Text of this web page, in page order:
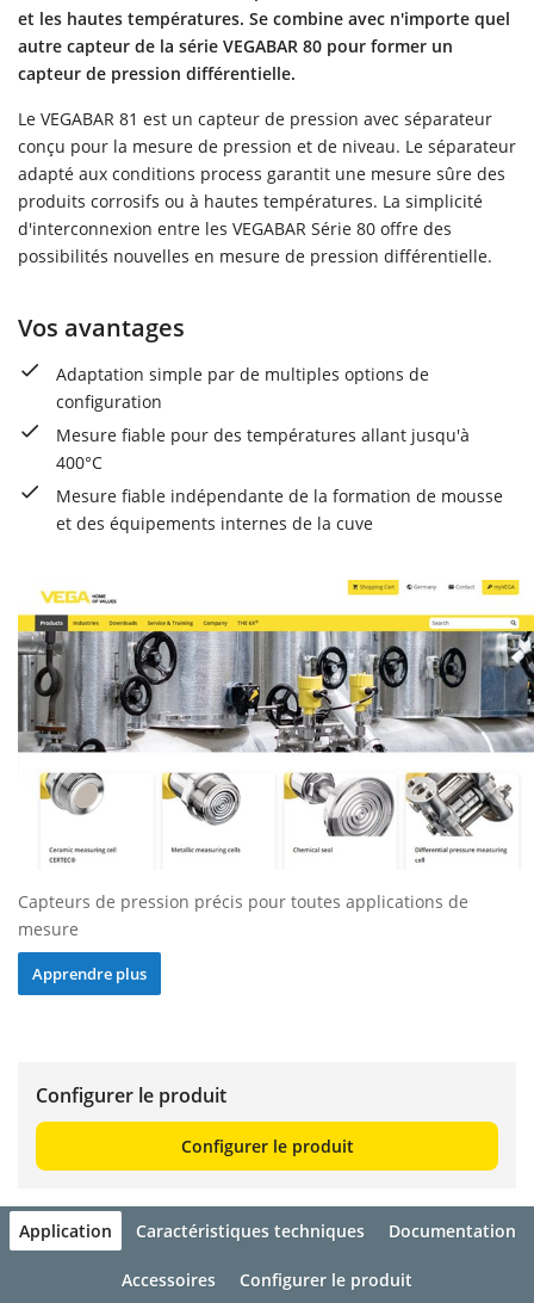
et les hautes températures. Se combine avec n'importe quel
autre capteur de la série VEGABAR 80 pour former un
capteur de pression différentielle.
Le VEGABAR 81 est un capteur de pression avec séparateur
conçu pour la mesure de pression et de niveau. Le séparateur
adapté aux conditions process garantit une mesure sûre des
produits corrosifs ou à hautes températures. La simplicité
d'interconnexion entre les VEGABAR Série 80 offre des
possibilités nouvelles en mesure de pression différentielle.
Vos avantages
Adaptation simple par de multiples options de
configuration
Mesure fiable pour des températures allant jusqu'à
400°C
Mesure fiable indépendante de la formation de mousse
et des équipements internes de la cuve
Capteurs de pression précis pour toutes applications de
mesure
Apprendre plus
Configurer le produit
Configurer le produit
Application Caractéristiques techniques Documentation
Accessoires Configurer le produit